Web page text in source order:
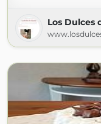
Los Dulces